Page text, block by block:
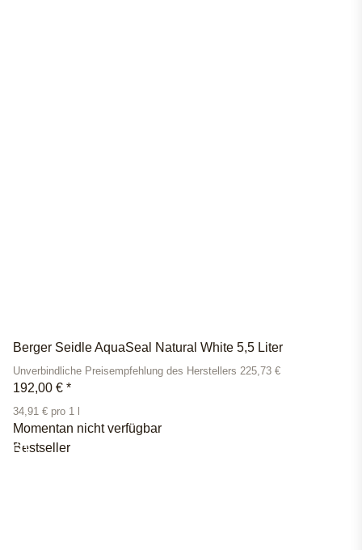
Berger Seidle AquaSeal Natural White 5,5 Liter
Unverbindliche Preisempfehlung des Herstellers 225,73 €
192,00 € *
34,91 € pro 1 l
Momentan nicht verfügbar
Bestseller